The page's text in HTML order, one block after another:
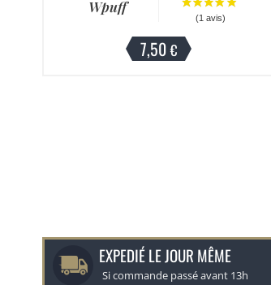
Wpuff
7,50€
EXPEDIÉ LE JOUR MÊME
Si commande passé avant 13h